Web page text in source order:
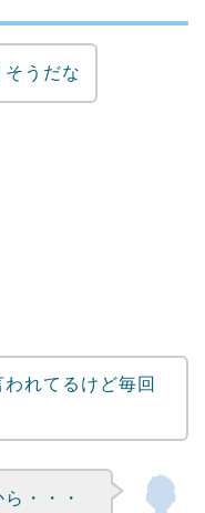
うだな
れてるけど毎回
・・・